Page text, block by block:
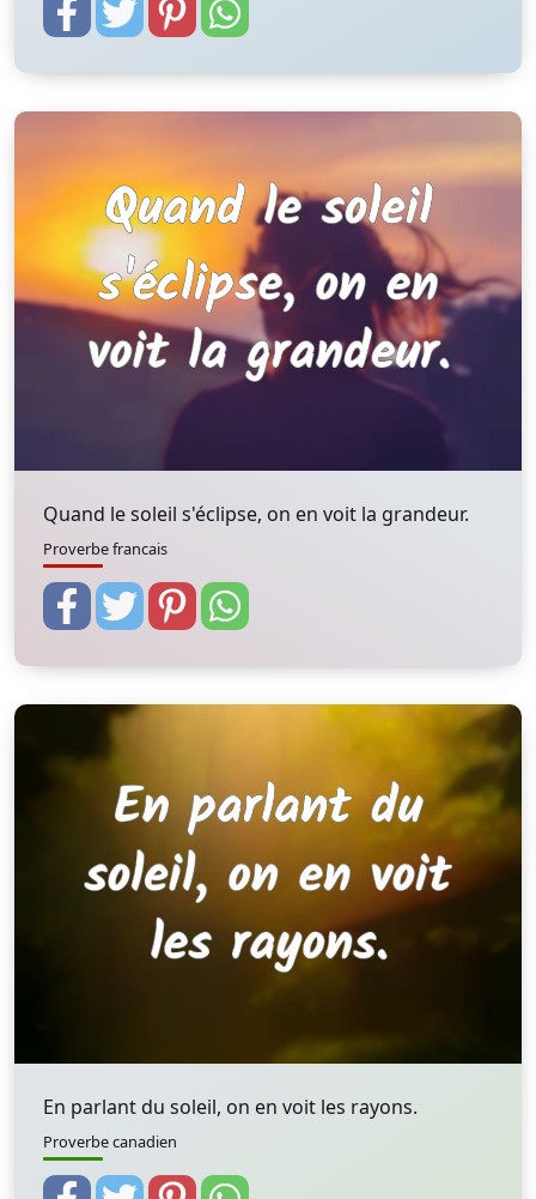
Quand le soleil s'éclipse, on en voit la grandeur.
Proverbe francais
En parlant du soleil, on en voit les rayons.
Proverbe canadien